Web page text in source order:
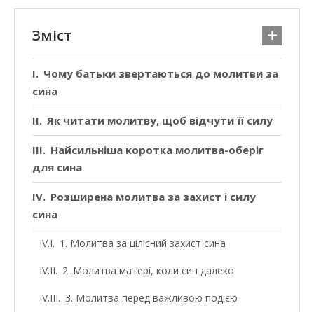
Зміст
Чому батьки звертаються до молитви за
сина
Як читати молитву, щоб відчути її силу
Найсильніша коротка молитва-оберіг
для сина
Розширена молитва за захист і силу
сина
1. Молитва за цілісний захист сина
2. Молитва матері, коли син далеко
3. Молитва перед важливою подією